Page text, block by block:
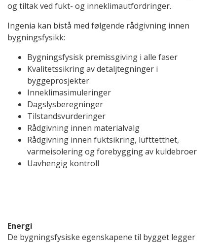
og tiltak ved fukt- og inneklimautfordringer.
Ingenia kan bistå med følgende rådgivning innen
bygningsfysikk:
Bygningsfysisk premissgiving i alle faser
Kvalitetssikring av detaljtegninger i
byggeprosjekter
Inneklimasimuleringer
Dagslysberegninger
Tilstandsvurderinger
Rådgivning innen materialvalg
Rådgivning innen fuktsikring, lufttetthet,
varmeisolering og forebygging av kuldebroer
Uavhengig kontroll
Energi
De bygningsfysiske egenskapene til bygget legger